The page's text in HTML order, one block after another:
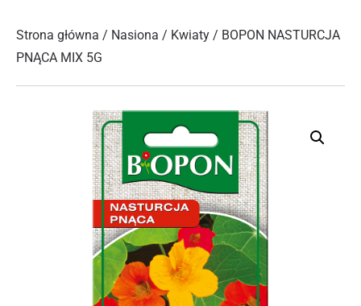
Strona główna / Nasiona / Kwiaty / BOPON NASTURCJA
PNĄCA MIX 5G